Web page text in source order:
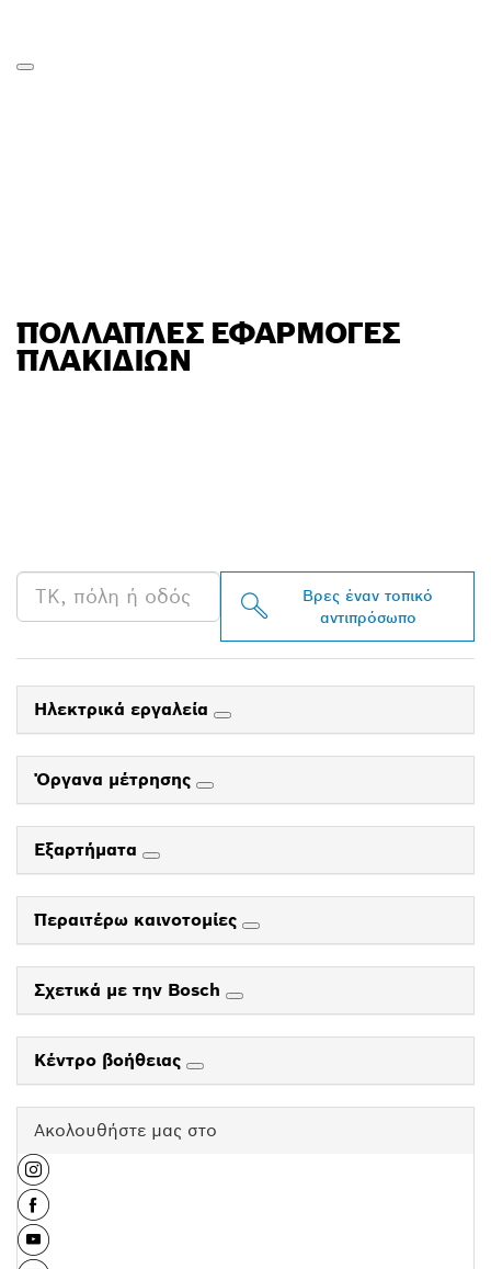
ΠΟΛΛΑΠΛΈΣ ΕΦΑΡΜΟΓΈΣ
ΠΛΑΚΙΔΊΩΝ
Βρες έναν τοπικό
αντιπρόσωπο
Ηλεκτρικά εργαλεία
Όργανα μέτρησης
Εξαρτήματα
Περαιτέρω καινοτομίες
Σχετικά με την Bosch
Κέντρο βοήθειας
Ακολουθήστε μας στο